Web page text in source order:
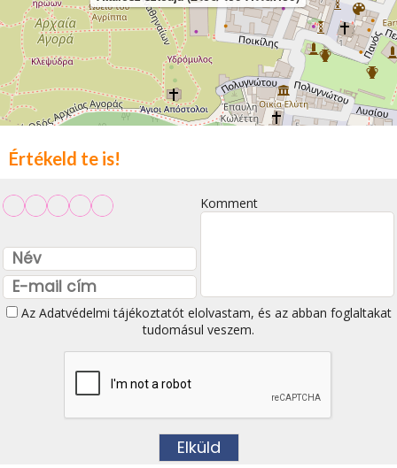
Értékeld te is!
Komment
Az Adatvédelmi tájékoztatótelolvastam, és az abban foglaltakat
tudomásul veszem.